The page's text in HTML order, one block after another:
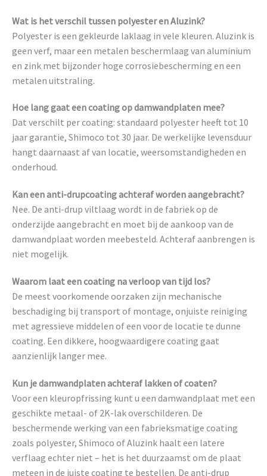
Wat is het verschil tussen polyester en Aluzink?
Polyester is een gekleurde laklaag in vele kleuren. Aluzink is
geen verf, maar een metalen beschermlaag van aluminium
en zink met bijzonder hoge corrosiebescherming en een
metalen uitstraling.
Hoe lang gaat een coating op damwandplaten mee?
Dat verschilt per coating: standaard polyester heeft tot 10
jaar garantie, Shimoco tot 30 jaar. De werkelijke levensduur
hangt daarnaast af van locatie, weersomstandigheden en
onderhoud.
Kan een anti-drupcoating achteraf worden aangebracht?
Nee. De anti-drup viltlaag wordt in de fabriek op de
onderzijde aangebracht en moet bij de aankoop van de
damwandplaat worden meebesteld. Achteraf aanbrengen is
niet mogelijk.
Waarom laat een coating na verloop van tijd los?
De meest voorkomende oorzaken zijn mechanische
beschadiging bij transport of montage, onjuiste reiniging
met agressieve middelen of een voor de locatie te dunne
coating. Een dikkere, hoogwaardigere coating gaat
aanzienlijk langer mee.
Kun je damwandplaten achteraf lakken of coaten?
Voor een kleuropfrissing kunt u een damwandplaat met een
geschikte metaal- of 2K-lak overschilderen. De
beschermende werking van een fabrieksmatige coating
zoals polyester, Shimoco of Aluzink haalt een latere
verflaag echter niet – het is het duurzaamst om de plaat
meteen in de juiste coating te bestellen. De anti-drup